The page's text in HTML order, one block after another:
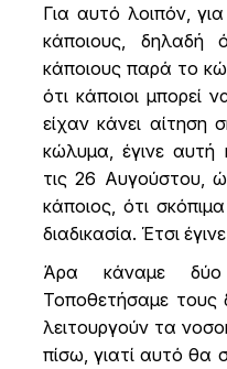
Για αυτό λοιπόν,
κάποιους, δηλαδή
κάποιους παρά το
ότι κάποιοι μπορεί
είχαν κάνει αίτηση
κώλυμα, έγινε αυτή
τις 26 Αυγούστου,
κάποιος, ότι
διαδικασία. Έτσι
Άρα κάναμε δύο
Τοποθετήσαμε τους
λειτουργούν τα
πίσω, γιατί αυτό θα